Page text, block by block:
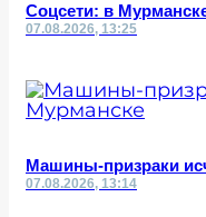
Соцсети: в
07.08.2026, 13:25
Машины-призраки
07.08.2026, 13:14